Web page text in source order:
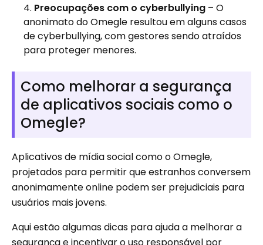
Preocupações com o cyberbullying – O
anonimato do Omegle resultou em alguns casos
de cyberbullying, com gestores sendo atraídos
para proteger menores.
Como melhorar a segurança
de aplicativos sociais como o
Omegle?
Aplicativos de mídia social como o Omegle,
projetados para permitir que estranhos conversem
anonimamente online podem ser prejudiciais para
usuários mais jovens.
Aqui estão algumas dicas para ajuda a melhorar a